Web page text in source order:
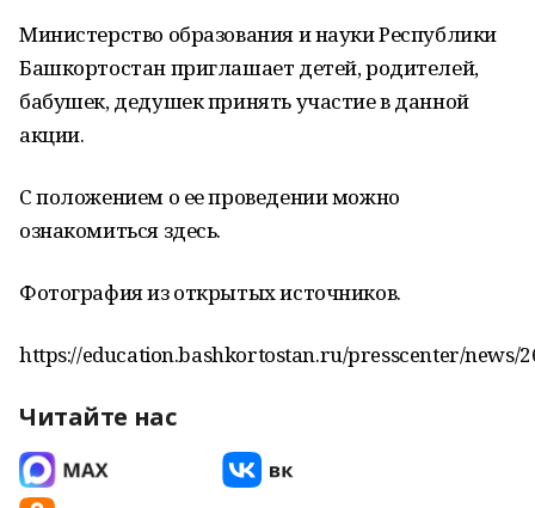
Министерство образования и науки Республики
Башкортостан приглашает детей, родителей,
бабушек, дедушек принять участие в данной
акции.
С положением о ее проведении можно
ознакомиться здесь.
Фотография из открытых источников.
https://education.bashkortostan.ru/presscenter/news/
Читайте нас